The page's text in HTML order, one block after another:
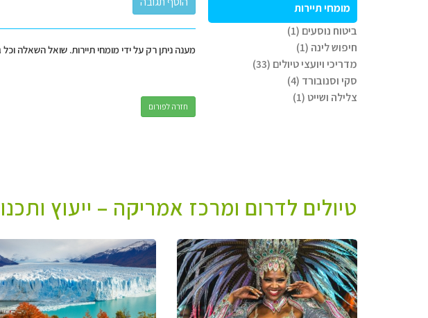
מומחי תיירות
ביטוח נוסעים (1)
חיפוש לינה (1)
מדריכי ויועצי טיולים (33)
סקי וסנובורד (4)
צלילה ושייט (1)
מענה ניתן רק על ידי מומחי תיירות. שואל השאלה
חזרה לפורום
טיולים לדרום ומרכז אמריקה – ייעוץ